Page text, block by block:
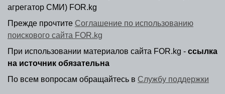
агрегатор СМИ) FOR.kg
Прежде прочтите Соглашение по использованию
поискового сайта FOR.kg
При использовании материалов сайта FOR.kg - ссылка
на источник обязательна
По всем вопросам обращайтесь в Службу поддержки